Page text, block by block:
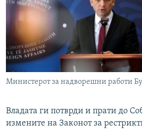
РСЕ веб страници
Министерот за надворешни работи
Владата ги потврди и прати до
измените на Законот за